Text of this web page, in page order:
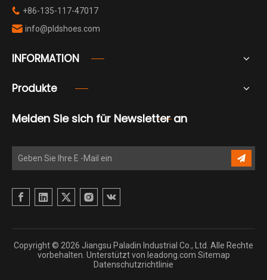
 +86-135-117-47017
 info@pldshoes.com
INFORMATION
Produkte
Melden Sie sich für Newsletter an
Copyright © 2026 Jiangsu Paladin Industrial Co., Ltd. Alle Rechte
vorbehalten. Unterstützt von leadong.com Sitemap
Datenschutzrichtlinie